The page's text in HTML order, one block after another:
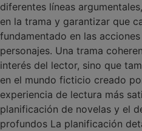
diferentes líneas
en la trama y garantizar que
fundamentado en las
personajes. Una trama
interés del lector, sino que
en el mundo ficticio creado
experiencia de lectura más
planificación de novelas y el
profundos La planificación